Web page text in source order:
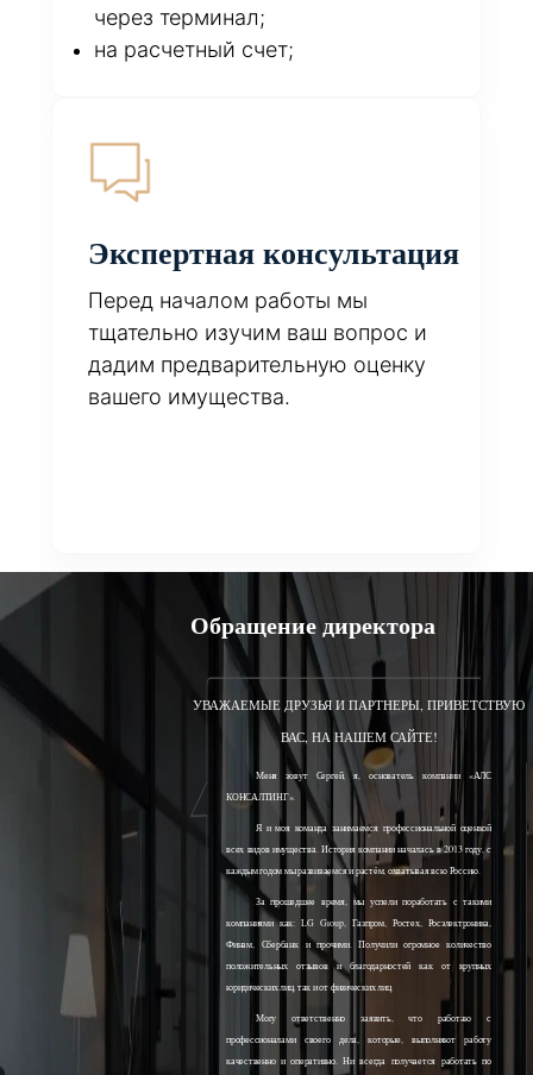
через терминал;
на расчетный счет;
Экспертная консультация
Перед началом работы мы
тщательно изучим ваш вопрос и
дадим предварительную оценку
вашего имущества.
Обращение директора
УВАЖАЕМЫЕ ДРУЗЬЯ И ПАРТНЕРЫ, ПРИВЕТСТВУЮ
ВАС, НА НАШЕМ САЙТЕ!
Меня зовут Сергей, я, основатель компании «АЛС
КОНСАЛТИНГ».
Я и моя команда занимаемся профессиональной оценкой
всех видов имущества. История компании началась в 2013 году, с
каждым годом мы развиваемся и растём, охватывая всю Россию.
За прошедшее время, мы успели поработать с такими
компаниями как: LG Group, Газпром, Ростех, Росэлектроника,
Финам, Сбербанк и прочими. Получили огромное количество
положительных отзывов и благодарностей как от крупных
юридических лиц, так и от физических лиц.
Могу ответственно заявить, что работаю с
профессионалами своего дела, которые, выполняют работу
качественно и оперативно. Ни всегда получается работать по